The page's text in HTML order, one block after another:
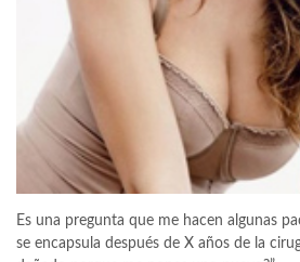
Es una pregunta que me hacen algunas
se encapsula después de X años de la